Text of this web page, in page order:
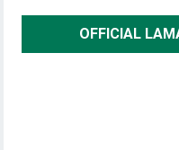
OFFICIAL